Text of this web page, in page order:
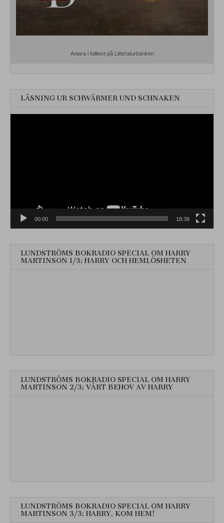
Aniara i fulltext på Litteraturbanken
LÄSNING UR SCHWÄRMER UND SCHNAKEN
00:00 18:38
LUNDSTRÖMS BOKRADIO SPECIAL OM HARRY
MARTINSON 1/3: HARRY OCH HEMLÖSHETEN
LUNDSTRÖMS BOKRADIO SPECIAL OM HARRY
MARTINSON 2/3: VÅRT BEHOV AV HARRY
LUNDSTRÖMS BOKRADIO SPECIAL OM HARRY
MARTINSON 3/3: HARRY, KOM HEM!